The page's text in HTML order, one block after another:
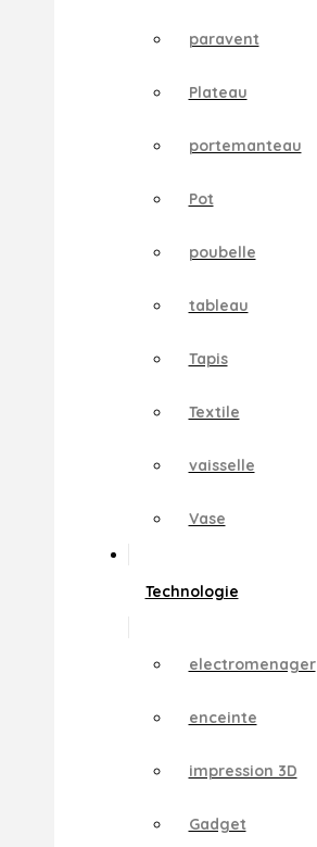
paravent
Plateau
portemanteau
Pot
poubelle
tableau
Tapis
Textile
vaisselle
Vase
Technologie
electromenager
enceinte
impression 3D
Gadget